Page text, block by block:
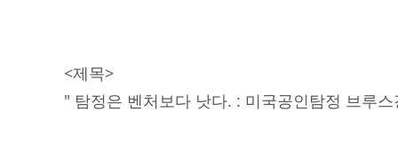
<제목>
" 탐정은 벤처보다 낫다. : 미국공인탐정 브루